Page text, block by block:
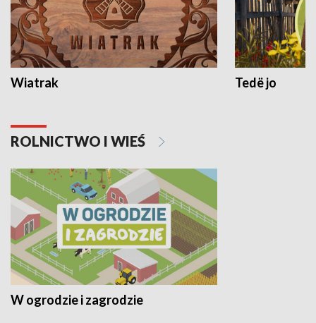
Wiatrak Tedë jo
ROLNICTWO I WIEŚ
W ogrodzie i zagrodzie